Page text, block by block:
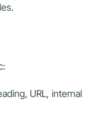
URL, internal